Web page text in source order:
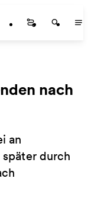
Startseite
nach
an
durch